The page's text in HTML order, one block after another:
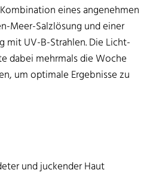
eines angenehmen
Meer-Salzlösung und einer
mit UV-B-Strahlen. Die Licht-
dabei mehrmals die Woche
um optimale Ergebnisse zu
und juckender Haut